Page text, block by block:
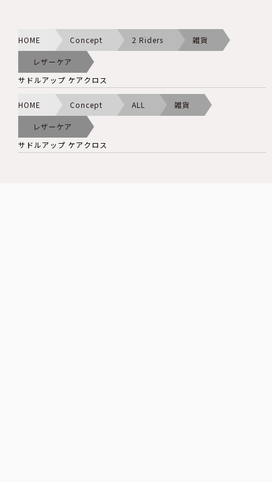
HOME Concept 2 Riders 雑貨
レザーケア
サドルアップ ケアクロス
HOME Concept ALL 雑貨
レザーケア
サドルアップ ケアクロス